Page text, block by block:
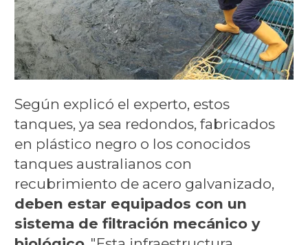
Según explicó el experto, estos
tanques, ya sea redondos, fabricados
en plástico negro o los conocidos
tanques australianos con
recubrimiento de acero galvanizado,
deben estar equipados con un
sistema de filtración mecánico y